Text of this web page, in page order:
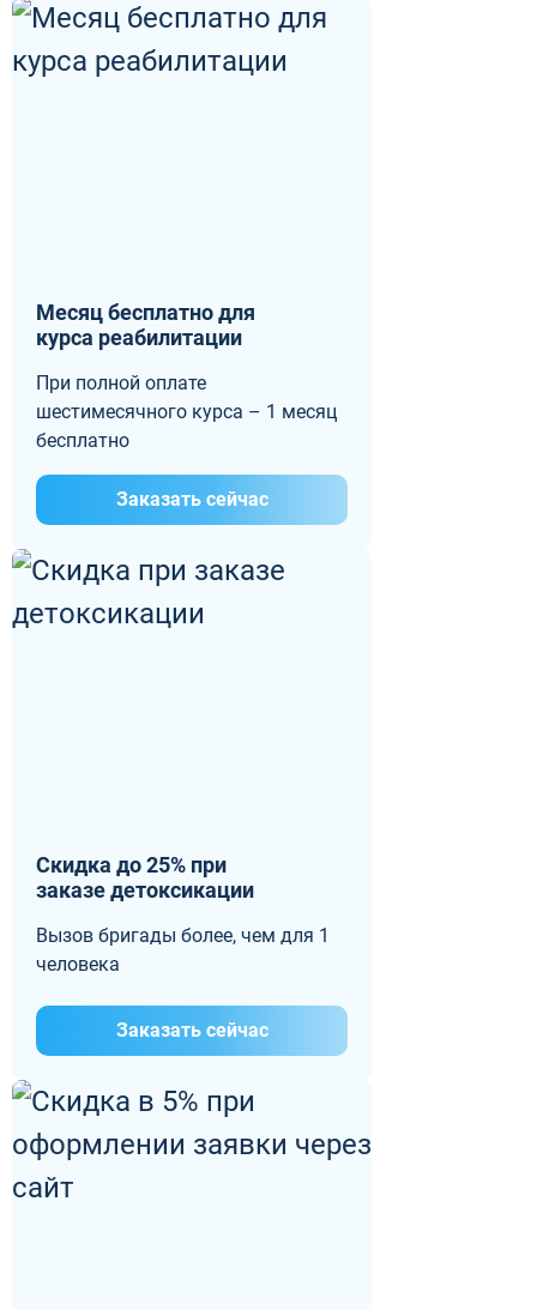
Месяц бесплатно для
курса реабилитации
При полной оплате
шестимесячного курса – 1 месяц
бесплатно
Заказать сейчас
Скидка до 25% при
заказе детоксикации
Вызов бригады более, чем для 1
человека
Заказать сейчас